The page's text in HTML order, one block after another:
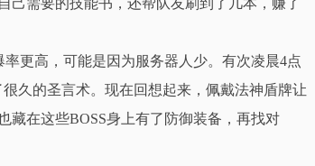
己需要的技能书，还帮队友刷到了几本，赚了
更高，可能是因为服务器人少。有次凌晨4点
久的圣言术。现在回想起来，佩戴法神盾牌让
藏在这些BOSS身上有了防御装备，再找对